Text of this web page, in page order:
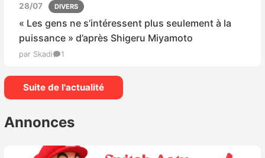
28/07 DIVERS
« Les gens ne s’intéressent plus seulement à la
puissance » d’après Shigeru Miyamoto
par Skadi 1
Suite de l'actualité
Annonces